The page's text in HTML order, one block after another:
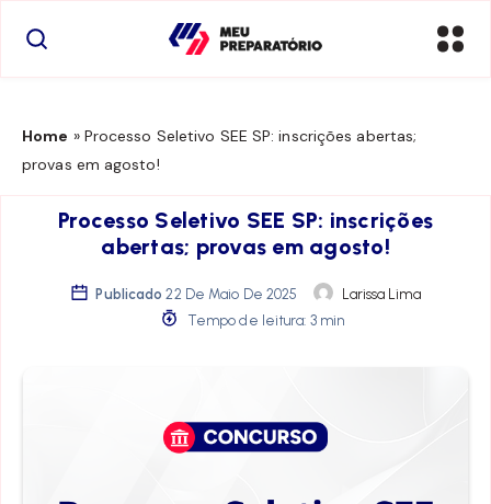
Home » Processo Seletivo SEE SP: inscrições abertas;
provas em agosto!
Processo Seletivo SEE SP: inscrições
abertas; provas em agosto!
Publicado 22 De Maio De 2025
Larissa Lima
Tempo de leitura: 3 min